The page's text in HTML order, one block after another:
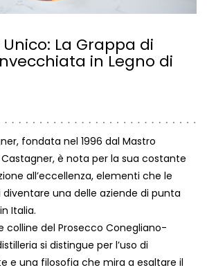
La Grappa di
in Legno di
fondata nel 1996 dal Mastro
è nota per la sua costante
all’eccellenza, elementi che le
una delle aziende di punta
Italia.
colline del Prosecco Conegliano-
si distingue per l’uso di
e una filosofia che mira a esaltare il